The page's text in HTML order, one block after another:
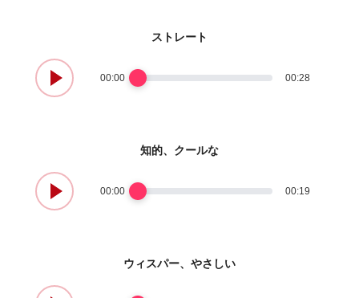
ストレート
00:00 00:28
知的、クールな
00:00 00:19
ウィスパー、やさしい